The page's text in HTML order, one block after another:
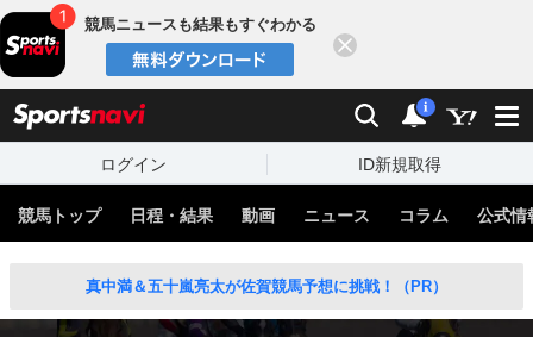
競馬ニュースも結果もすぐわかる
検索 通知
i
ログイン ID新規取得
競馬トップ 日程・結果 動画 ニュース コラム 公式情
真中満＆五十嵐亮太が佐賀競馬予想に挑戦！（PR）